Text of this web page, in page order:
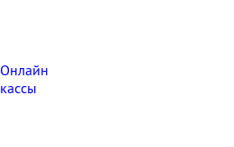
Онлайн
кассы